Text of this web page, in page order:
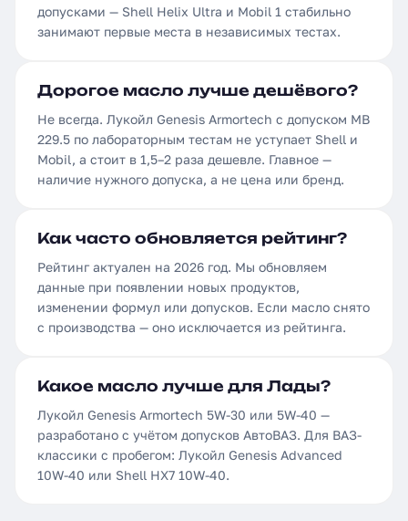
допусками — Shell Helix Ultra и Mobil 1 стабильно
занимают первые места в независимых тестах.
Дорогое масло лучше дешёвого?
Не всегда. Лукойл Genesis Armortech с допуском MB
229.5 по лабораторным тестам не уступает Shell и
Mobil, а стоит в 1,5–2 раза дешевле. Главное —
наличие нужного допуска, а не цена или бренд.
Как часто обновляется рейтинг?
Рейтинг актуален на 2026 год. Мы обновляем
данные при появлении новых продуктов,
изменении формул или допусков. Если масло снято
с производства — оно исключается из рейтинга.
Какое масло лучше для Лады?
Лукойл Genesis Armortech 5W-30 или 5W-40 —
разработано с учётом допусков АвтоВАЗ. Для ВАЗ-
классики с пробегом: Лукойл Genesis Advanced
10W-40 или Shell HX7 10W-40.